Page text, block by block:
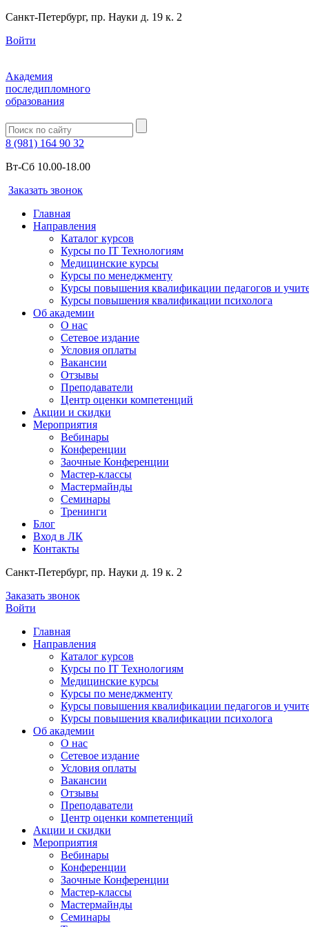
Санкт-Петербург, пр. Науки д. 19 к. 2
Войти
Академия
последипломного
образования
8 (981) 164 90 32
Вт-Сб 10.00-18.00
Заказать звонок
Главная
Направления
Каталог курсов
Курсы по IT Технологиям
Медицинские курсы
Курсы по менеджменту
Курсы повышения квалификации педагогов и
Курсы повышения квалификации психолога
Об академии
О нас
Сетевое издание
Условия оплаты
Вакансии
Отзывы
Преподаватели
Центр оценки компетенций
Акции и скидки
Мероприятия
Вебинары
Конференции
Заочные Конференции
Мастер-классы
Мастермайнды
Семинары
Тренинги
Блог
Вход в ЛК
Контакты
Санкт-Петербург, пр. Науки д. 19 к. 2
Заказать звонок
Войти
Главная
Направления
Каталог курсов
Курсы по IT Технологиям
Медицинские курсы
Курсы по менеджменту
Курсы повышения квалификации педагогов и
Курсы повышения квалификации психолога
Об академии
О нас
Сетевое издание
Условия оплаты
Вакансии
Отзывы
Преподаватели
Центр оценки компетенций
Акции и скидки
Мероприятия
Вебинары
Конференции
Заочные Конференции
Мастер-классы
Мастермайнды
Семинары